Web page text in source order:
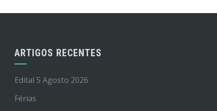
ARTIGOS RECENTES
Edital 5 Agosto 2026
Férias